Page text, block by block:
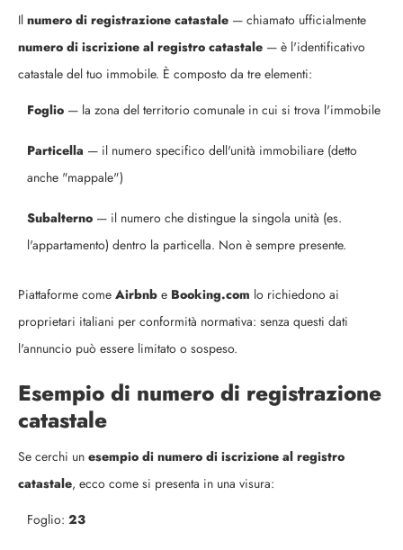
Il numero di registrazione catastale — chiamato ufficialmente
numero di iscrizione al registro catastale — è l'identificativo
catastale del tuo immobile. È composto da tre elementi:
Foglio — la zona del territorio comunale in cui si trova l'immobile
Particella — il numero specifico dell'unità immobiliare (detto
anche "mappale")
Subalterno — il numero che distingue la singola unità (es.
l'appartamento) dentro la particella. Non è sempre presente.
Piattaforme come Airbnb e Booking.com lo richiedono ai
proprietari italiani per conformità normativa: senza questi dati
l'annuncio può essere limitato o sospeso.
Esempio di numero di registrazione
catastale
Se cerchi un esempio di numero di iscrizione al registro
catastale, ecco come si presenta in una visura:
Foglio: 23